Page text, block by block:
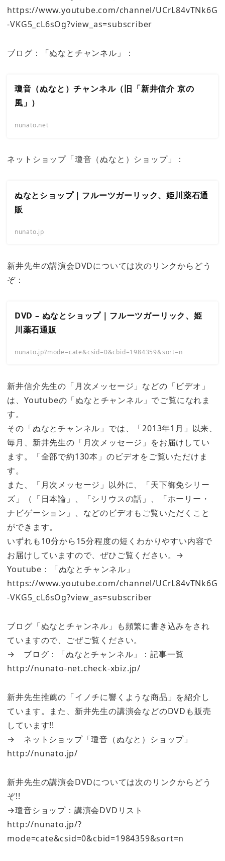
https://www.youtube.com/channel/UCrL84vTNk6G
-VKG5_cL6sOg?view_as=subscriber
ブログ：「ぬなとチャンネル」：
瓊音（ぬなと）チャンネル（旧「新井信介 京の
風」）
nunato.net
ネットショップ「瓊音（ぬなと）ショップ」：
ぬなとショップ｜フルーツガーリック、姫川薬石通
販
nunato.jp
新井先生の講演会DVDについては次のリンクからどう
ぞ：
DVD – ぬなとショップ｜フルーツガーリック、姫
川薬石通販
nunato.jp?mode=cate&csid=0&cbid=1984359&sort=n
新井信介先生の「月次メッセージ」などの「ビデオ」
は、Youtubeの「ぬなとチャンネル」でご覧になれま
す。
その「ぬなとチャンネル」では、「2013年1月」以来、
毎月、新井先生の「月次メッセージ」をお届けしてい
ます。「全部で約130本」のビデオをご覧いただけま
す。
また、「月次メッセージ」以外に、「天下御免シリー
ズ」（「日本論」、「シリウスの話」、「ホーリー・
ナビゲーション」、などのビデオもご覧いただくこと
ができます。
いずれも10分から15分程度の短くわかりやすい内容で
お届けしていますので、ぜひご覧ください。→
Youtube：「ぬなとチャンネル」
https://www.youtube.com/channel/UCrL84vTNk6G
-VKG5_cL6sOg?view_as=subscriber
ブログ「ぬなとチャンネル」も頻繁に書き込みをされ
ていますので、ごぜご覧ください。
→ ブログ：「ぬなとチャンネル」：記事一覧
http://nunato-net.check-xbiz.jp/
新井先生推薦の「イノチに響くような商品」を紹介し
ています。また、新井先生の講演会などのDVDも販売
しています!!
→ ネットショップ「瓊音（ぬなと）ショップ」
http://nunato.jp/
新井先生の講演会DVDについては次のリンクからどう
ぞ!!
→瓊音ショップ：講演会DVDリスト
http://nunato.jp/?
mode=cate&csid=0&cbid=1984359&sort=n